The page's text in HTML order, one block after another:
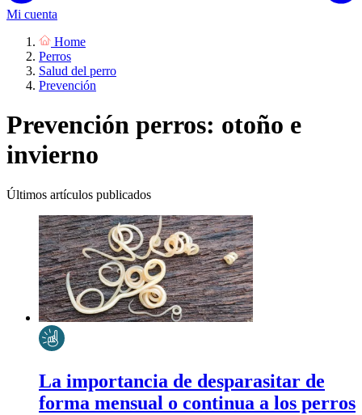
Mi cuenta
Home
Perros
Salud del perro
Prevención
Prevención perros: otoño e
invierno
Últimos artículos publicados
La importancia de desparasitar de
forma mensual o continua a los perros